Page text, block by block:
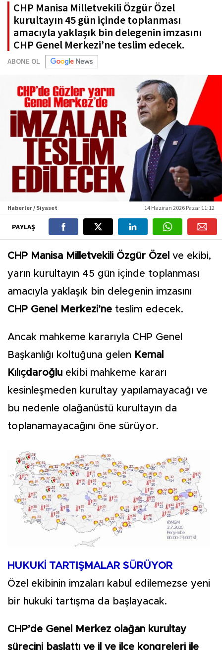
CHP Manisa Milletvekili Özgür Özel
kurultayın 45 gün içinde toplanması
amacıyla yaklaşık bin delegenin imzasını
CHP Genel Merkezi’ne teslim edecek.
ABONE OL
Haberler / Siyaset 14 Haziran 2026 Pazar 11:12
PAYLAŞ
CHP Manisa Milletvekili Özgür Özel ve ekibi,
yarın kurultayın 45 gün içinde toplanması
amacıyla yaklaşık bin delegenin imzasını
CHP Genel Merkezi’ne teslim edecek.
Ancak mahkeme kararıyla CHP Genel
Başkanlığı koltuğuna gelen Kemal
Kılıçdaroğlu ekibi mahkeme kararı
kesinleşmeden kurultay yapılamayacağı ve
bu nedenle olağanüstü kurultayın da
toplanamayacağını öne sürüyor.
HUKUKİ TARTIŞMALAR SÜRÜYOR
Özel ekibinin imzaları kabul edilemezse yeni
bir hukuki tartışma da başlayacak.
CHP’de Genel Merkez olağan kurultay
sürecini başlattı ve il ve ilçe kongreleri ile